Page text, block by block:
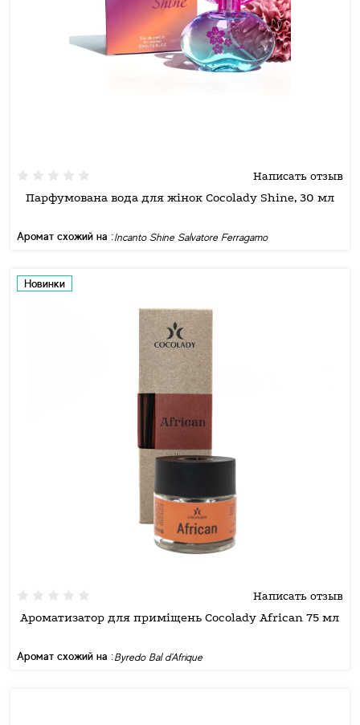
Написать отзыв
Парфумована вода для жінок Cocolady Shine, 30 мл
Аромат схожий на :Incanto Shine Salvatore Ferragamo
Новинки
Написать отзыв
Ароматизатор для приміщень Cocolady African 75 мл
Аромат схожий на :Byredo Bal d'Afrique